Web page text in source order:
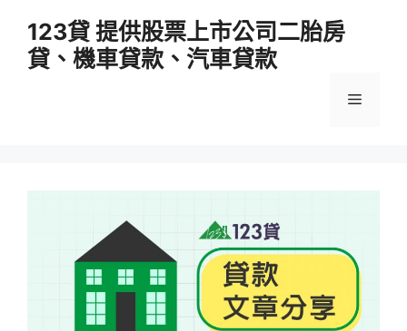
123貸 提供股票上市公司二胎房
貸、機車貸款、汽車貸款
選